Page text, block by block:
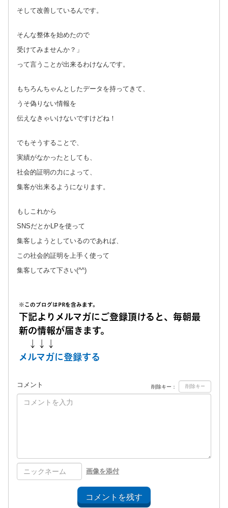
そして改善しているんです。
そんな整体を始めたので
受けてみませんか？」
って言うことが出来るわけなんです。
もちろんちゃんとしたデータを持ってきて、
うそ偽りない情報を
伝えなきゃいけないですけどね！
でもそうすることで、
実績がなかったとしても、
社会的証明の力によって、
集客が出来るようになります。
もしこれから
SNSだとかLPを使って
集客しようとしているのであれば、
この社会的証明を上手く使って
集客してみて下さい(^^)
※このブログはPRを含みます。
下記よりメルマガにご登録頂けると、毎朝最
新の情報が届きます。
↓↓↓
メルマガに登録する
コメント 削除キー：
画像を添付
コメントを残す